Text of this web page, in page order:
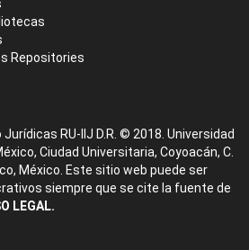
Repositories
RU-IIJ D.R. © 2018. Universidad
Ciudad Universitaria, Coyoacán, C.
México. Este sitio web puede ser
siempre que se cite la fuente de
LEGAL.